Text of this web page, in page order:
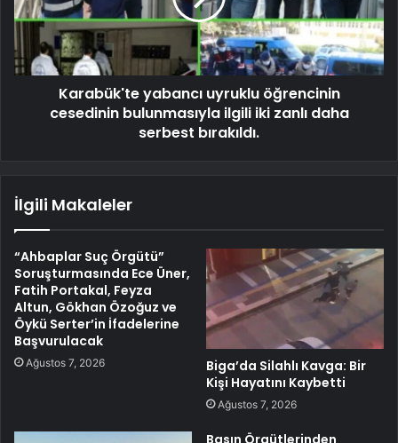
Karabük'te yabancı uyruklu öğrencinin
cesedinin bulunmasıyla ilgili iki zanlı daha
serbest bırakıldı.
İlgili Makaleler
“Ahbaplar Suç Örgütü”
Soruşturmasında Ece Üner,
Fatih Portakal, Feyza
Altun, Gökhan Özoğuz ve
Öykü Serter’in İfadelerine
Başvurulacak
Ağustos 7, 2026
Biga’da Silahlı Kavga: Bir
Kişi Hayatını Kaybetti
Ağustos 7, 2026
Basın Örgütlerinden